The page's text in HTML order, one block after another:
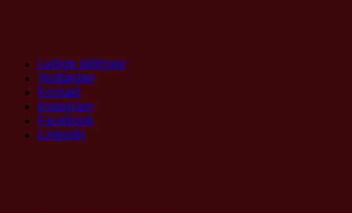
Ledige stillinger
Vedtægter
Kontakt
Instagram
Facebook
LinkedIn